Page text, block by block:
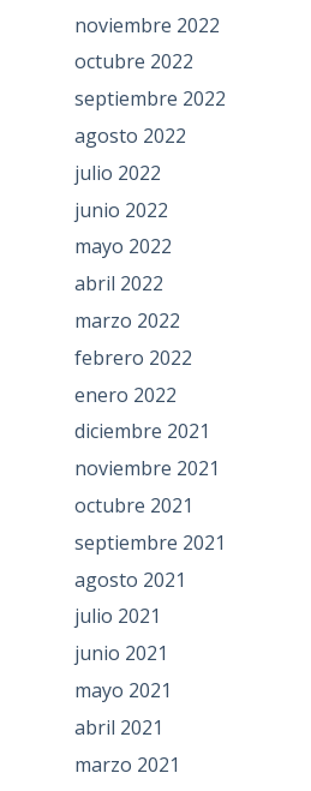
noviembre 2022
octubre 2022
septiembre 2022
agosto 2022
julio 2022
junio 2022
mayo 2022
abril 2022
marzo 2022
febrero 2022
enero 2022
diciembre 2021
noviembre 2021
octubre 2021
septiembre 2021
agosto 2021
julio 2021
junio 2021
mayo 2021
abril 2021
marzo 2021